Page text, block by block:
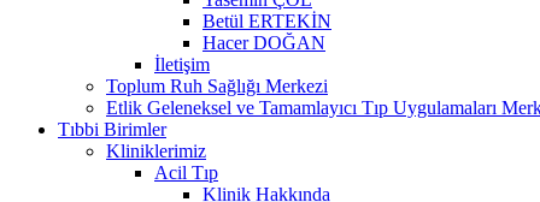
Betül ERTEKİN
Hacer DOĞAN
İletişim
Toplum Ruh Sağlığı Merkezi
Etlik Geleneksel ve Tamamlayıcı Tıp Uygulamaları
Tıbbi Birimler
Kliniklerimiz
Acil Tıp
Klinik Hakkında